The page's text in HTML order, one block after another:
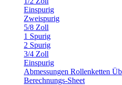
Einspurig
Zweispurig
5/8 Zoll
1 Spurig
2 Spurig
3/4 Zoll
Einspurig
Abmessungen Rollenketten
Berechnungs-Sheet